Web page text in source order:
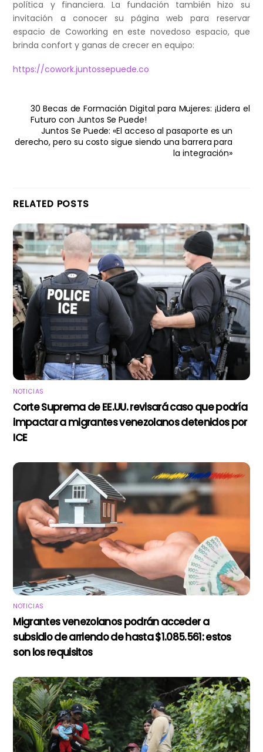
política y financiera. La fundación también hizo su
invitación a conocer su página web para reservar
espacio de Coworking en este novedoso espacio, que
brinda confort y ganas de crecer en equipo:
https://cowork.juntossepuede.co
30 Becas de Formación Digital para Mujeres: ¡Lidera el
Futuro con Juntos Se Puede!
Juntos Se Puede: «El acceso al pasaporte es un
derecho, pero su costo sigue siendo una barrera para
la integración»
RELATED POSTS
NOTICIAS
Corte Suprema de EE.UU. revisará caso que podría
impactar a migrantes venezolanos detenidos por
ICE
NOTICIAS
Migrantes venezolanos podrán acceder a
subsidio de arriendo de hasta $1.085.561: estos
son los requisitos